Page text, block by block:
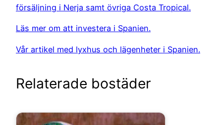
försäljning i Nerja samt övriga Costa Tropical.
Läs mer om att investera i Spanien.
Vår artikel med lyxhus och lägenheter i Spanien.
Relaterade bostäder